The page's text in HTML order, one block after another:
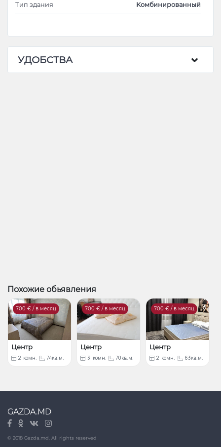
Тип здания Kомбинированный
УДОБСТВА
Похожие обьявления
700 € / в месяц
Центр
2 комн. 74кв.м.
700 € / в месяц
Центр
3 комн. 70кв.м.
700 € / в месяц
Центр
2 комн. 63кв.м.
GAZDA.MD
© 2018 Gazda.md. All rights reserved